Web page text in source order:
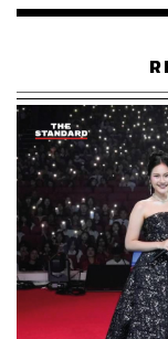
แสดงความคิดเห็น
ในขณะเกิดข้อพิพ
สื่อสารทางสังคมอ
กฎหมายและระเบี
มีการสื่อสารทาง
กฎหมาย และระเบี
ไม่ได้รับการคุ้มคร
เสรีภาพไว้
หลังจากที่ศาลพิจา
ถ้อยคำของผู้ฟ้องค
ตาแกรมอาจจะมีก